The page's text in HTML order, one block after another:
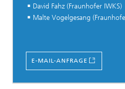
David Fahz (Fraunhofer IWKS)
Malte Vogelgesang
E-MAIL-ANFRAGE